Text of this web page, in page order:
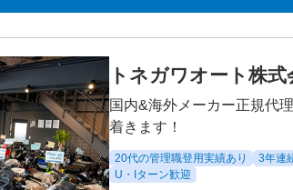
トネガワオート株式
国内&海外メーカー正規代
着きます！
20代の管理職登用実績あり 3年連
U・Iターン歓迎